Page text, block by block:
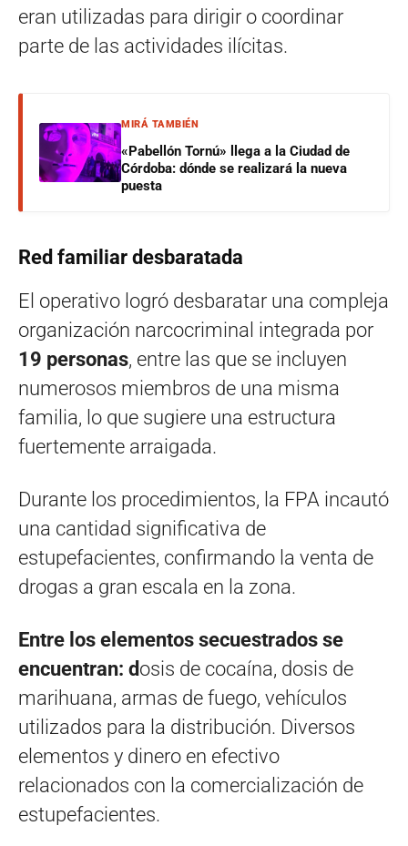
eran utilizadas para dirigir o coordinar
parte de las actividades ilícitas.
MIRÁ TAMBIÉN
«Pabellón Tornú» llega a la Ciudad de
Córdoba: dónde se realizará la nueva
puesta
Red familiar desbaratada
El operativo logró desbaratar una compleja
organización narcocriminal integrada por
19 personas, entre las que se incluyen
numerosos miembros de una misma
familia, lo que sugiere una estructura
fuertemente arraigada.
Durante los procedimientos, la FPA incautó
una cantidad significativa de
estupefacientes, confirmando la venta de
drogas a gran escala en la zona.
Entre los elementos secuestrados se
encuentran: dosis de cocaína, dosis de
marihuana, armas de fuego, vehículos
utilizados para la distribución. Diversos
elementos y dinero en efectivo
relacionados con la comercialización de
estupefacientes.